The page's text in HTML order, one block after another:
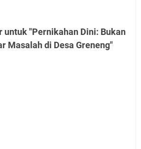
untuk "Pernikahan Dini: Bukan
Masalah di Desa Greneng"